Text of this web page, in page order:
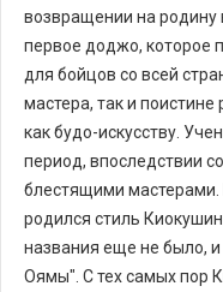
возвращении на родину
первое доджо, которое
для бойцов со всей
мастера, так и
как будо-искусству.
период, впоследствии
блестящими мастерами.
родился стиль
названия еще не было, и
Оямы". С тех самых пор